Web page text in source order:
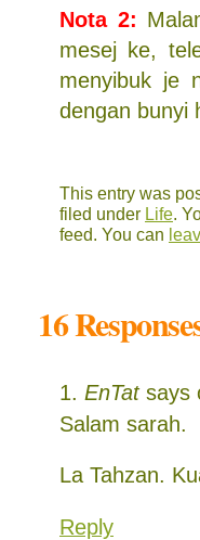
Nota 2:
mesej ke,
menyibuk je
dengan bunyi
This entry was
filed under Life.
feed. You can
16
EnTatsays
Salam sarah.
La Tahzan.
Reply